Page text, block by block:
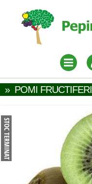
» POMI FRUCTIFERI